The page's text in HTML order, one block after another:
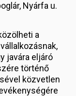
Nyárfa u.
a
javára eljáró
történő
közvetlen